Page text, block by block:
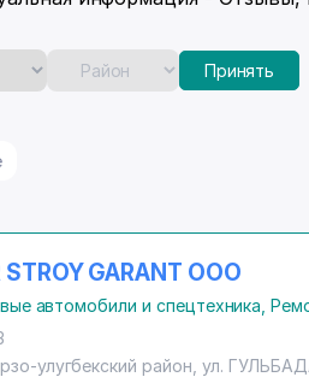
Принять
STROY GARANT ООО
автомобили и спецтехника ,
улугбекский район , ул.